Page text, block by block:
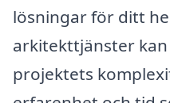
lösningar för ditt
arkitekttjänster
projektets